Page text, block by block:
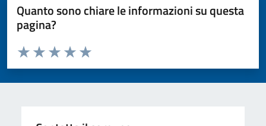
Quanto sono chiare le informazioni su questa
pagina?
Valuta da 1 a 5 stelle la pagina
Valuta 5 stelle su 5
Valuta 4 stelle su 5
Valuta 3 stelle su 5
Valuta 2 stelle su 5
Valuta 1 stelle su 5